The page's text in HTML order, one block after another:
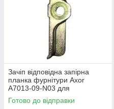
Зачіп відповідна запірна
планка фурнітури Axor
A7013-09-N03 для
металопластикових вікон 9
система фурнітури
Готово до відправки